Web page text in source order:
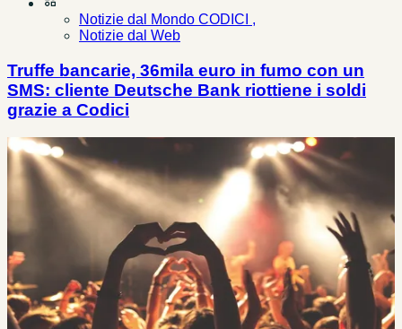
Notizie dal Mondo CODICI ,
Notizie dal Web
Truffe bancarie, 36mila euro in fumo con un
SMS: cliente Deutsche Bank riottiene i soldi
grazie a Codici